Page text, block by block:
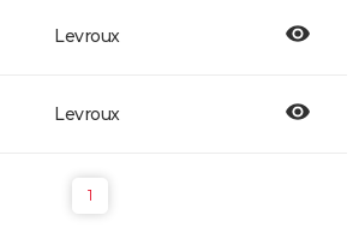
Levroux
Levroux
1